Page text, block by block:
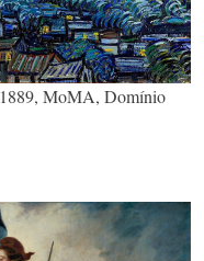
MoMA, Domínio